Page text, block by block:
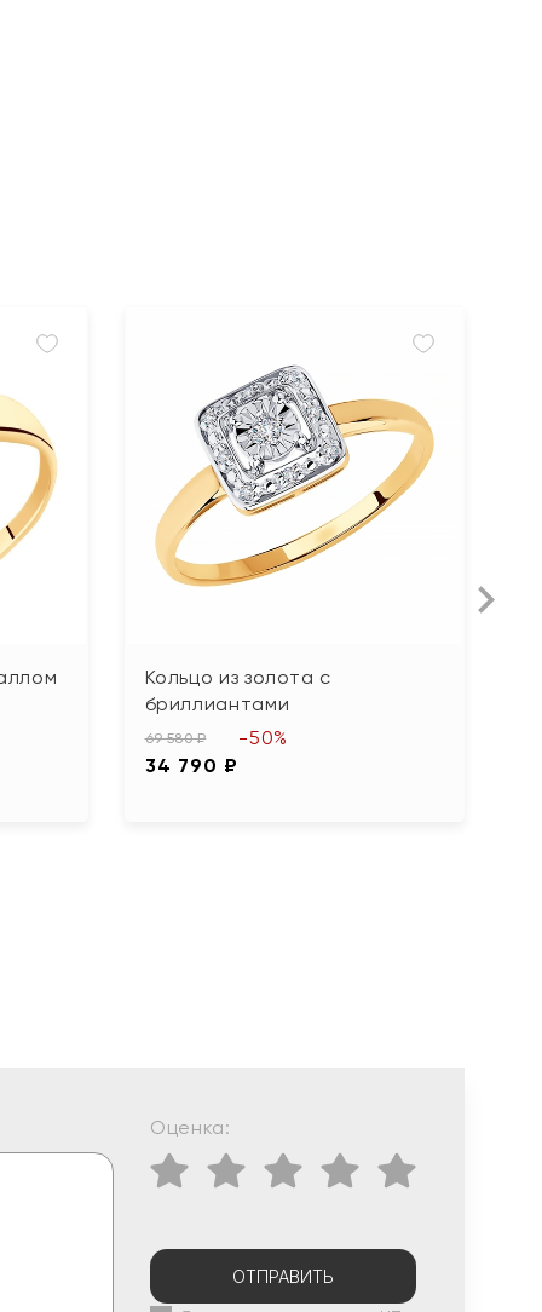
Кольцо из золота с
бриллиантами
69 580 ₽
34 790 ₽
-50%
Оценка:
ОТПРАВИТЬ